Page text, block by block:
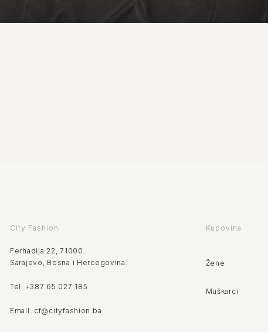
City Fashion
Ferhadija 22, 71000.
Sarajevo, Bosna i Hercegovina.
Tel: +387 65 027 185
Email: cf@cityfashion.ba
Kupovina
Žene
Muškarci